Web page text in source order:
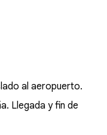
al aeropuerto.
Llegada y fin de